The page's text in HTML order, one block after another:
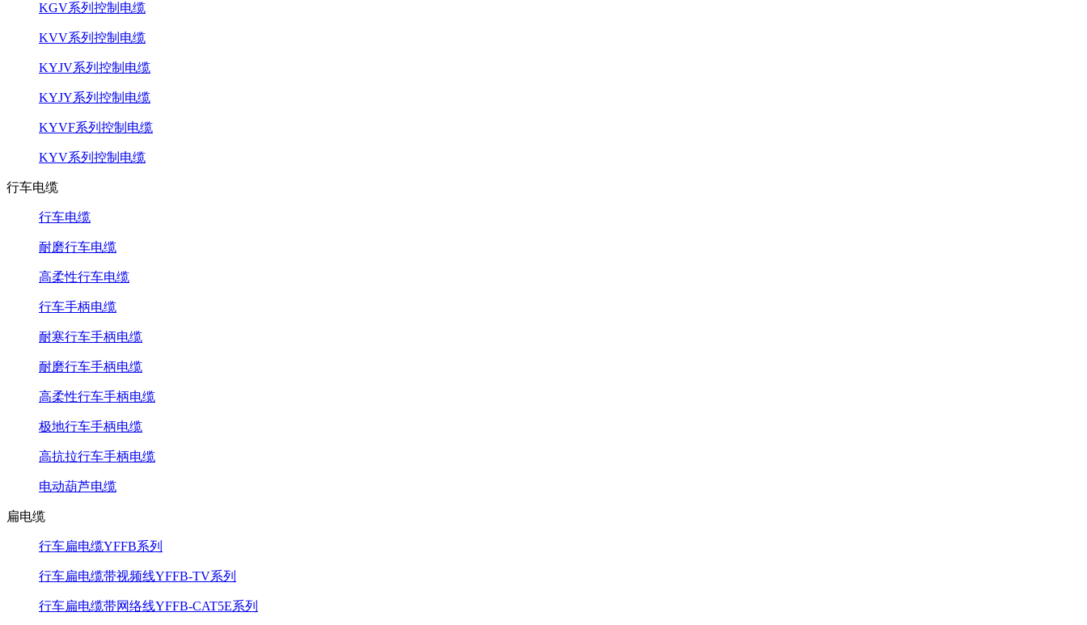
KGV系列控制电缆
KVV系列控制电缆
KYJV系列控制电缆
KYJY系列控制电缆
KYVF系列控制电缆
KYV系列控制电缆
行车电缆
行车电缆
耐磨行车电缆
高柔性行车电缆
行车手柄电缆
耐寒行车手柄电缆
耐磨行车手柄电缆
高柔性行车手柄电缆
极地行车手柄电缆
高抗拉行车手柄电缆
电动葫芦电缆
扁电缆
行车扁电缆YFFB系列
行车扁电缆带视频线YFFB-TV系列
行车扁电缆带网络线YFFB-CAT5E系列